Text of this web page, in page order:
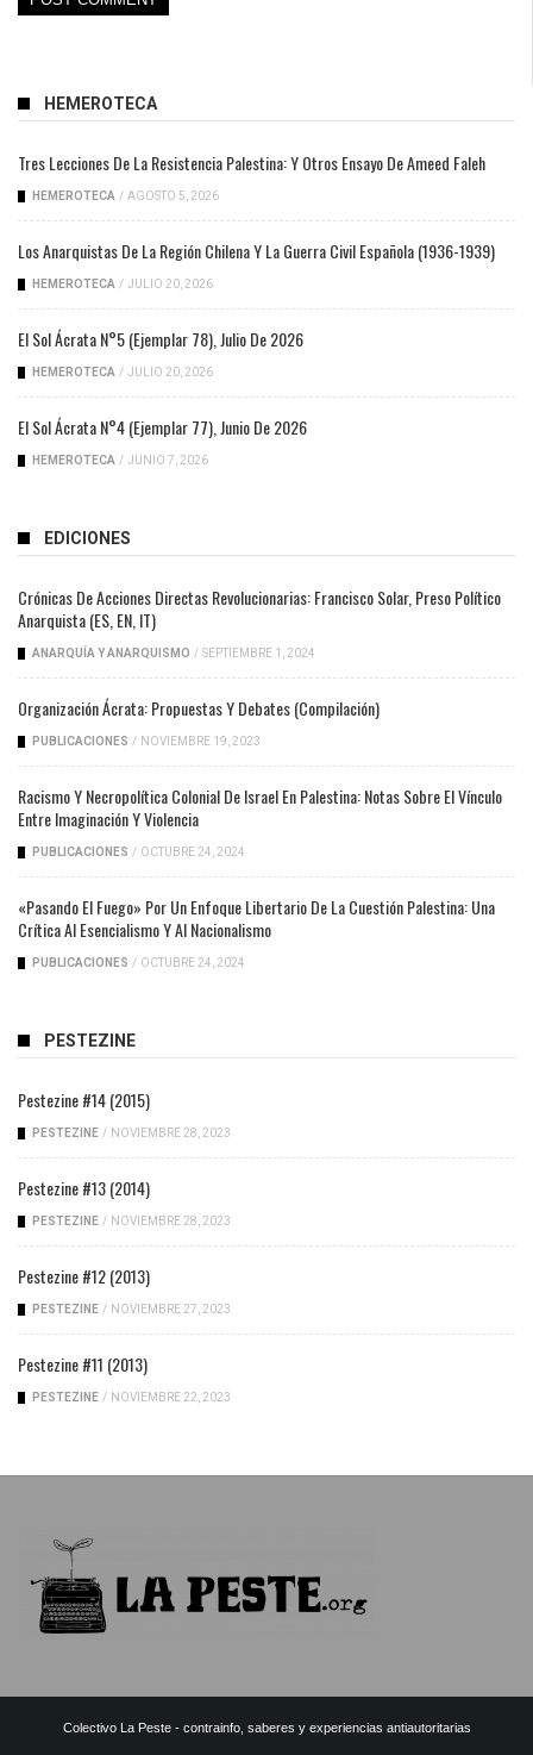
HEMEROTECA
Tres Lecciones De La Resistencia Palestina: Y Otros Ensayo De Ameed Faleh
HEMEROTECA / AGOSTO 5, 2026
Los Anarquistas De La Región Chilena Y La Guerra Civil Española (1936-1939)
HEMEROTECA / JULIO 20, 2026
El Sol Ácrata N°5 (ejemplar 78), Julio De 2026
HEMEROTECA / JULIO 20, 2026
El Sol Ácrata N°4 (ejemplar 77), Junio De 2026
HEMEROTECA / JUNIO 7, 2026
EDICIONES
Crónicas De Acciones Directas Revolucionarias: Francisco Solar, Preso Político
Anarquista (ES, EN, IT)
ANARQUÍA Y ANARQUISMO / SEPTIEMBRE 1, 2024
Organización Ácrata: Propuestas Y Debates (compilación)
PUBLICACIONES / NOVIEMBRE 19, 2023
Racismo Y Necropolítica Colonial De Israel En Palestina: Notas Sobre El Vínculo
Entre Imaginación Y Violencia
PUBLICACIONES / OCTUBRE 24, 2024
«Pasando El Fuego» Por Un Enfoque Libertario De La Cuestión Palestina: Una
Crítica Al Esencialismo Y Al Nacionalismo
PUBLICACIONES / OCTUBRE 24, 2024
PESTEZINE
Pestezine #14 (2015)
PESTEZINE / NOVIEMBRE 28, 2023
Pestezine #13 (2014)
PESTEZINE / NOVIEMBRE 28, 2023
Pestezine #12 (2013)
PESTEZINE / NOVIEMBRE 27, 2023
Pestezine #11 (2013)
PESTEZINE / NOVIEMBRE 22, 2023
Colectivo La Peste - contrainfo, saberes y experiencias antiautoritarias